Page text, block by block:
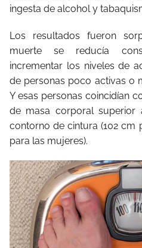
ingesta de alcohol y
Los resultados fueron
muerte se reducía
incrementar los niveles de
de personas poco activas o
Y esas personas coincidían
de masa corporal superior
contorno de cintura (102 cm
para las mujeres).